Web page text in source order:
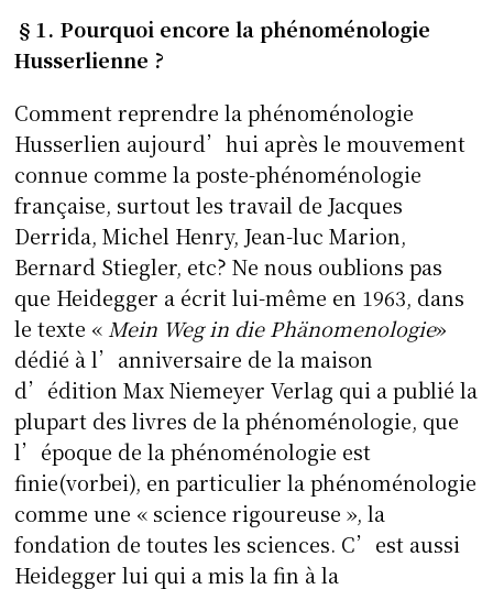
§1. Pourquoi encore la phénoménologie
Husserlienne ?
Comment reprendre la phénoménologie
Husserlien aujourd’hui après le mouvement
connue comme la poste-phénoménologie
française, surtout les travail de Jacques
Derrida, Michel Henry, Jean-luc Marion,
Bernard Stiegler, etc? Ne nous oublions pas
que Heidegger a écrit lui-même en 1963, dans
le texte «Mein Weg in die Phänomenologie»
dédié à l’anniversaire de la maison
d’édition Max Niemeyer Verlag qui a publié la
plupart des livres de la phénoménologie, que
l’époque de la phénoménologie est
finie(vorbei), en particulier la phénoménologie
comme une « science rigoureuse », la
fondation de toutes les sciences. C’est aussi
Heidegger lui qui a mis la fin à la